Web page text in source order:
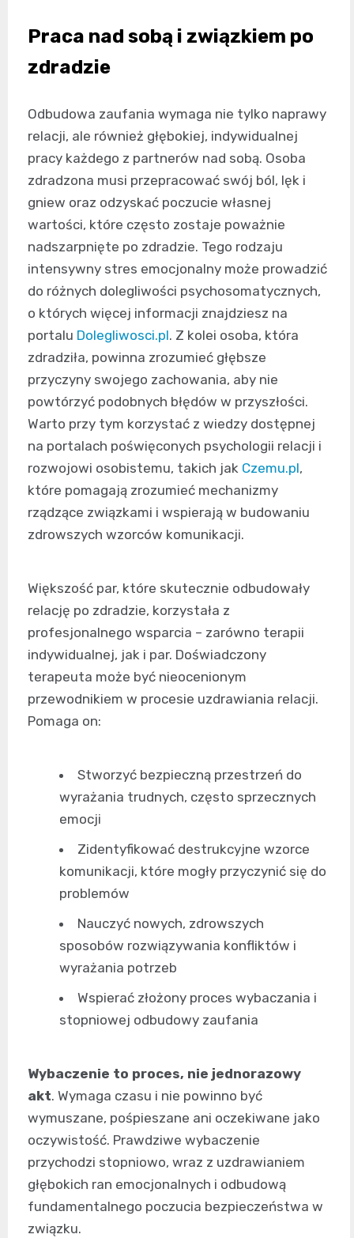
Praca nad sobą i związkiem po
zdradzie
Odbudowa zaufania wymaga nie tylko naprawy
relacji, ale również głębokiej, indywidualnej
pracy każdego z partnerów nad sobą. Osoba
zdradzona musi przepracować swój ból, lęk i
gniew oraz odzyskać poczucie własnej
wartości, które często zostaje poważnie
nadszarpnięte po zdradzie. Tego rodzaju
intensywny stres emocjonalny może prowadzić
do różnych dolegliwości psychosomatycznych,
o których więcej informacji znajdziesz na
portalu Dolegliwosci.pl. Z kolei osoba, która
zdradziła, powinna zrozumieć głębsze
przyczyny swojego zachowania, aby nie
powtórzyć podobnych błędów w przyszłości.
Warto przy tym korzystać z wiedzy dostępnej
na portalach poświęconych psychologii relacji i
rozwojowi osobistemu, takich jak Czemu.pl,
które pomagają zrozumieć mechanizmy
rządzące związkami i wspierają w budowaniu
zdrowszych wzorców komunikacji.
Większość par, które skutecznie odbudowały
relację po zdradzie, korzystała z
profesjonalnego wsparcia – zarówno terapii
indywidualnej, jak i par. Doświadczony
terapeuta może być nieocenionym
przewodnikiem w procesie uzdrawiania relacji.
Pomaga on:
Stworzyć bezpieczną przestrzeń do
wyrażania trudnych, często sprzecznych
emocji
Zidentyfikować destrukcyjne wzorce
komunikacji, które mogły przyczynić się do
problemów
Nauczyć nowych, zdrowszych
sposobów rozwiązywania konfliktów i
wyrażania potrzeb
Wspierać złożony proces wybaczania i
stopniowej odbudowy zaufania
Wybaczenie to proces, nie jednorazowy
akt. Wymaga czasu i nie powinno być
wymuszane, pośpieszane ani oczekiwane jako
oczywistość. Prawdziwe wybaczenie
przychodzi stopniowo, wraz z uzdrawianiem
głębokich ran emocjonalnych i odbudową
fundamentalnego poczucia bezpieczeństwa w
związku.